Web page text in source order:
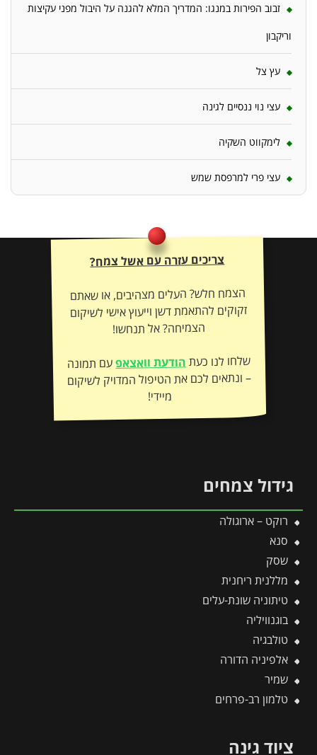
זבוב הפירות במנגו: המדריך המלא להגנה על היבול מפני עקיצות
וריקבון
עץ צל
עצי נוי ננסיים לגינה
לימקווט השקיה
עצי פרי למרפסת שמש
צריכים עזרה עם אשל צמח?
הצמח חלש? העלים מצהיבים, או שאתם
זקוקים להתאמת דשן וייעוץ אישי לשיקום
הצמיחה? אל תנחשו!
שלחו לנו כעת הודעת וואצאפעם תמונה
– ונתאים לכם את הטיפול המדויק לשיקום
מיידי!
גידול צמחים
רוקט – ארוגולה
סנא
שסק
מללנית ריחנית
טיתוניה שונת-עלים
בוגנוויליה
טולבגיה
אלפיניה הדורה
שמיר
טלמון רב-פרחים
ציוד גינה